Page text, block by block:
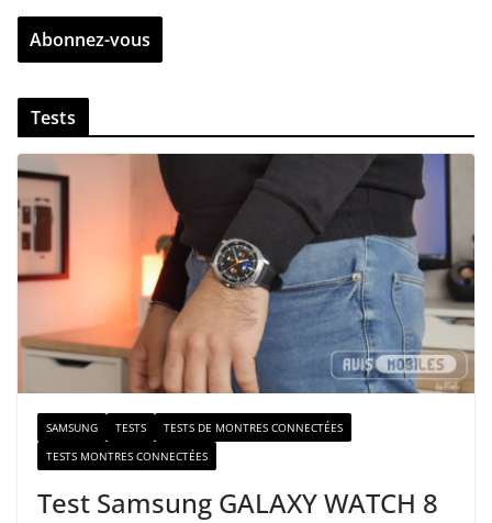
r
z
v
t
r
e
e
m
i
Abonnez-vous
Tests
SAMSUNG TESTS
TESTS DE MONTRES CONNECTÉES
TESTS MONTRES CONNECTÉES
Test Samsung GALAXY WATCH 8